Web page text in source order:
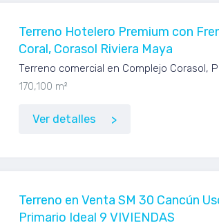
Terreno Hotelero Premium con
Coral, Corasol Riviera Maya
Terreno comercial en Complejo Corasol,
170,100 m²
Ver detalles
Terreno en Venta SM 30 Cancún
Primario Ideal 9 VIVIENDAS